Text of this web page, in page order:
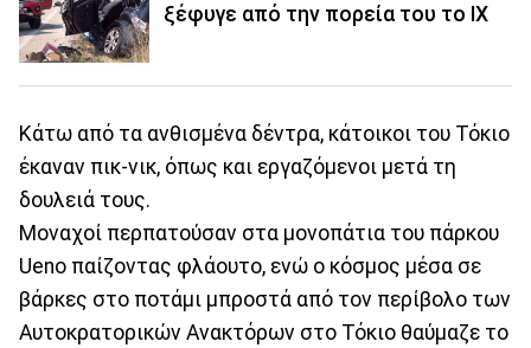
ξέφυγε από την πορεία του το ΙΧ
Κάτω από τα ανθισμένα δέντρα, κάτοικοι του Τόκιο
έκαναν πικ-νικ, όπως και εργαζόμενοι μετά τη
δουλειά τους.
Μοναχοί περπατούσαν στα μονοπάτια του πάρκου
Ueno παίζοντας φλάουτο, ενώ ο κόσμος μέσα σε
βάρκες στο ποτάμι μπροστά από τον περίβολο των
Αυτοκρατορικών Ανακτόρων στο Τόκιο θαύμαζε το